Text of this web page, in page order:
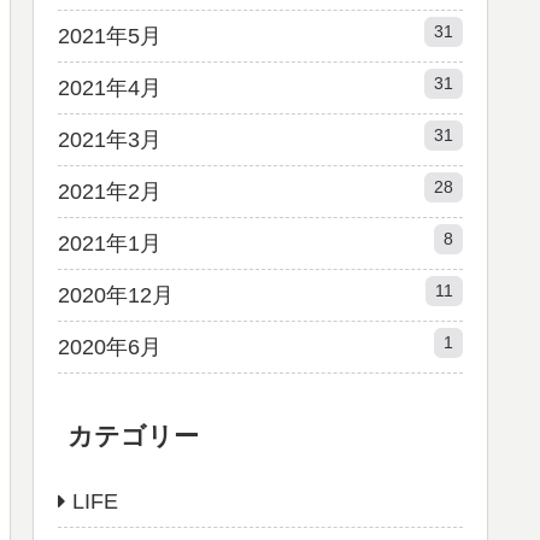
2021年5月 31
2021年4月 31
2021年3月 31
2021年2月 28
2021年1月 8
2020年12月 11
2020年6月 1
カテゴリー
LIFE